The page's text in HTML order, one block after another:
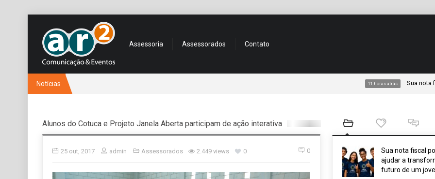
Assessoria Assessorados Contato
Notícias 11 horas atrás Sua nota fiscal
Alunos do Cotuca e Projeto Janela Aberta participam de ação interativa
25 out, 2017 admin Assessorados 2.449 views 0 0
Sua nota fiscal
ajudar a
futuro de um